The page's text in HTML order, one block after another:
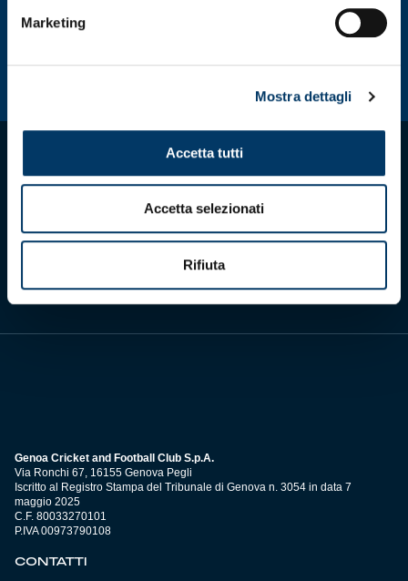
Marketing
Mostra dettagli
Accetta tutti
Accetta selezionati
Rifiuta
Scarica l'app ufficiale
Genoa Cricket and Football Club S.p.A.
Via Ronchi 67, 16155 Genova Pegli
Iscritto al Registro Stampa del Tribunale di Genova n. 3054 in data 7
maggio 2025
C.F. 80033270101
P.IVA 00973790108
CONTATTI